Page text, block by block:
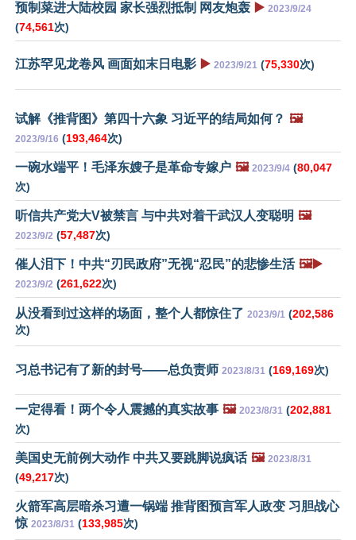
预制菜进大陆校园 家长强烈抵制 网友炮轰 ▶️ 2023/9/24
(74,561次)
江苏罕见龙卷风 画面如末日电影 ▶️ 2023/9/21 (75,330次)
试解《推背图》第四十六象 习近平的结局如何？ 🖼️
2023/9/16 (193,464次)
一碗水端平！毛泽东嫂子是革命专嫁户 🖼️ 2023/9/4 (80,047
次)
听信共产党大V被禁言 与中共对着干武汉人变聪明 🖼️
2023/9/2 (57,487次)
催人泪下！中共“刃民政府”无视“忍民”的悲惨生活 🖼️▶️
2023/9/2 (261,622次)
从没看到过这样的场面，整个人都惊住了 2023/9/1 (202,586
次)
习总书记有了新的封号——总负责师 2023/8/31 (169,169次)
一定得看！两个令人震撼的真实故事 🖼️ 2023/8/31 (202,881
次)
美国史无前例大动作 中共又要跳脚说疯话 🖼️ 2023/8/31
(49,217次)
火箭军高层暗杀习遭一锅端 推背图预言军人政变 习胆战心
惊 2023/8/31 (133,985次)